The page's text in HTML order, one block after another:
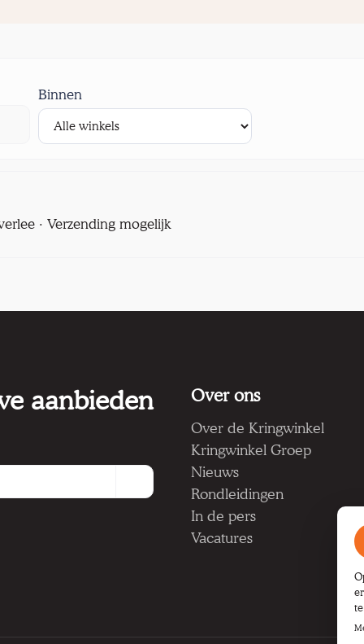
Binnen
· Verzending mogelijk
aanbieden Over ons
Over de Kringwinkel
Kringwinkel Groep
Nieuws
Rondleidingen
In de pers
Vacatures